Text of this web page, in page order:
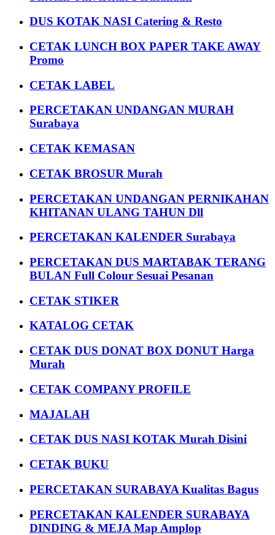
DUS KOTAK NASI Catering & Resto
CETAK LUNCH BOX PAPER TAKE AWAY
Promo
CETAK LABEL
PERCETAKAN UNDANGAN MURAH
Surabaya
CETAK KEMASAN
CETAK BROSUR Murah
PERCETAKAN UNDANGAN PERNIKAHAN
KHITANAN ULANG TAHUN Dll
PERCETAKAN KALENDER Surabaya
PERCETAKAN DUS MARTABAK TERANG
BULAN Full Colour Sesuai Pesanan
CETAK STIKER
KATALOG CETAK
CETAK DUS DONAT BOX DONUT Harga
Murah
CETAK COMPANY PROFILE
MAJALAH
CETAK DUS NASI KOTAK Murah Disini
CETAK BUKU
PERCETAKAN SURABAYA Kualitas Bagus
PERCETAKAN KALENDER SURABAYA
DINDING & MEJA Map Amplop